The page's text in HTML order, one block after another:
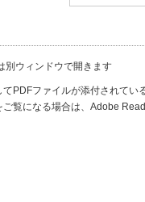
別ウィンドウで開きます
PDFファイルが添付されてい
ご覧になる場合は、Adobe